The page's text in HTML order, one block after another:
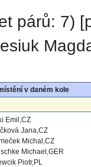
párů: 7)
v daném kole
Emil,CZ
Jana,CZ
Michal,CZ
Michael,GER
Piotr,PL